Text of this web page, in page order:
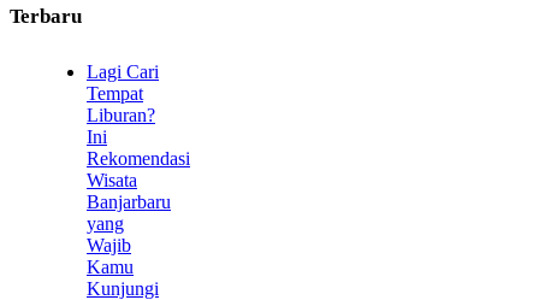
Terbaru
Lagi Cari
Tempat
Liburan?
Ini
Rekomendasi
Wisata
Banjarbaru
yang
Wajib
Kamu
Kunjungi